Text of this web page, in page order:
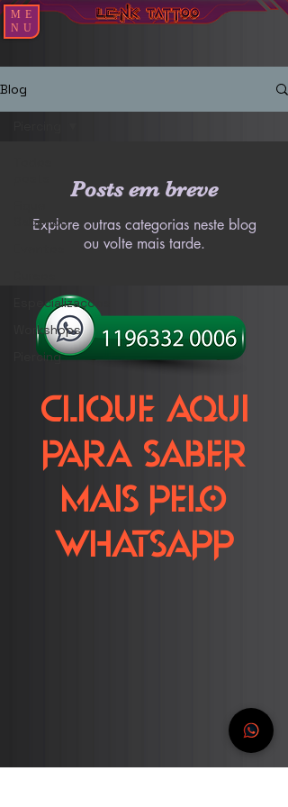
ME
NU
Blog
Sabendo
Especializações
Workshops
Piercing
Posts em breve
Explore outras categorias neste blog
ou volte mais tarde.
Clique aqui
para saber
mais pelo
Whatsapp